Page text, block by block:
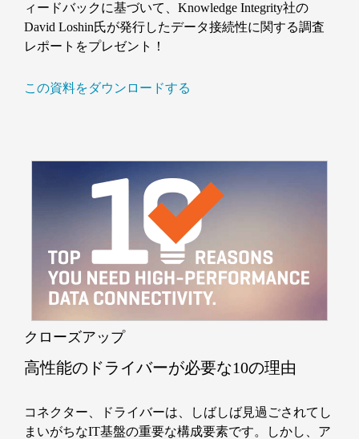
ィードバックに基づいて、Knowledge Integrity社の
David Loshin氏が発行したデータ接続性に関する調査
レポートをプレゼント！
この資料をダウンロードする
クローズアップ
高性能のドライバーが必要な10の理由
コネクター、ドライバーは、しばしば見過ごされてし
まいがちなIT基盤の重要な構成要素です。しかし、ア